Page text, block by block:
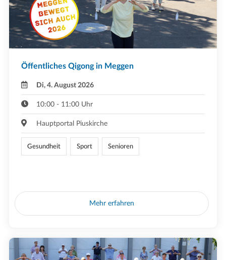
Öffentliches Qigong in Meggen
Di, 4. August 2026
10:00 - 11:00 Uhr
Hauptportal Piuskirche
Gesundheit Sport Senioren
Mehr erfahren